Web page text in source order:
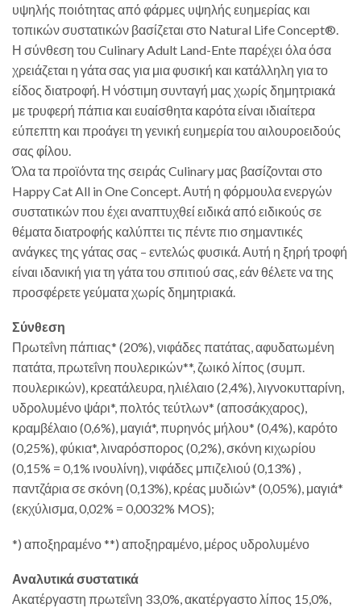
υψηλής ποιότητας από φάρμες υψηλής ευημερίας και
τοπικών συστατικών βασίζεται στο Natural Life Concept®.
Η σύνθεση του Culinary Adult Land-Ente παρέχει όλα όσα
χρειάζεται η γάτα σας για μια φυσική και κατάλληλη για το
είδος διατροφή. Η νόστιμη συνταγή μας χωρίς δημητριακά
με τρυφερή πάπια και ευαίσθητα καρότα είναι ιδιαίτερα
εύπεπτη και προάγει τη γενική ευημερία του αιλουροειδούς
σας φίλου.
Όλα τα προϊόντα της σειράς Culinary μας βασίζονται στο
Happy Cat All in One Concept. Αυτή η φόρμουλα ενεργών
συστατικών που έχει αναπτυχθεί ειδικά από ειδικούς σε
θέματα διατροφής καλύπτει τις πέντε πιο σημαντικές
ανάγκες της γάτας σας – εντελώς φυσικά. Αυτή η ξηρή τροφή
είναι ιδανική για τη γάτα του σπιτιού σας, εάν θέλετε να της
προσφέρετε γεύματα χωρίς δημητριακά.
Σύνθεση
Πρωτεΐνη πάπιας* (20%), νιφάδες πατάτας, αφυδατωμένη
πατάτα, πρωτεΐνη πουλερικών**, ζωικό λίπος (συμπ.
πουλερικών), κρεατάλευρα, ηλιέλαιο (2,4%), λιγνοκυτταρίνη,
υδρολυμένο ψάρι*, πολτός τεύτλων* (αποσάκχαρος),
κραμβέλαιο (0,6%), μαγιά*, πυρηνός μήλου* (0,4%), καρότο
(0,25%), φύκια*, λιναρόσπορος (0,2%), σκόνη κιχωρίου
(0,15% = 0,1% ινουλίνη), νιφάδες μπιζελιού (0,13%) ,
παντζάρια σε σκόνη (0,13%), κρέας μυδιών* (0,05%), μαγιά*
(εκχύλισμα, 0,02% = 0,0032% MOS);
*) αποξηραμένο **) αποξηραμένο, μέρος υδρολυμένο
Αναλυτικά συστατικά
Ακατέργαστη πρωτεΐνη 33,0%, ακατέργαστο λίπος 15,0%,